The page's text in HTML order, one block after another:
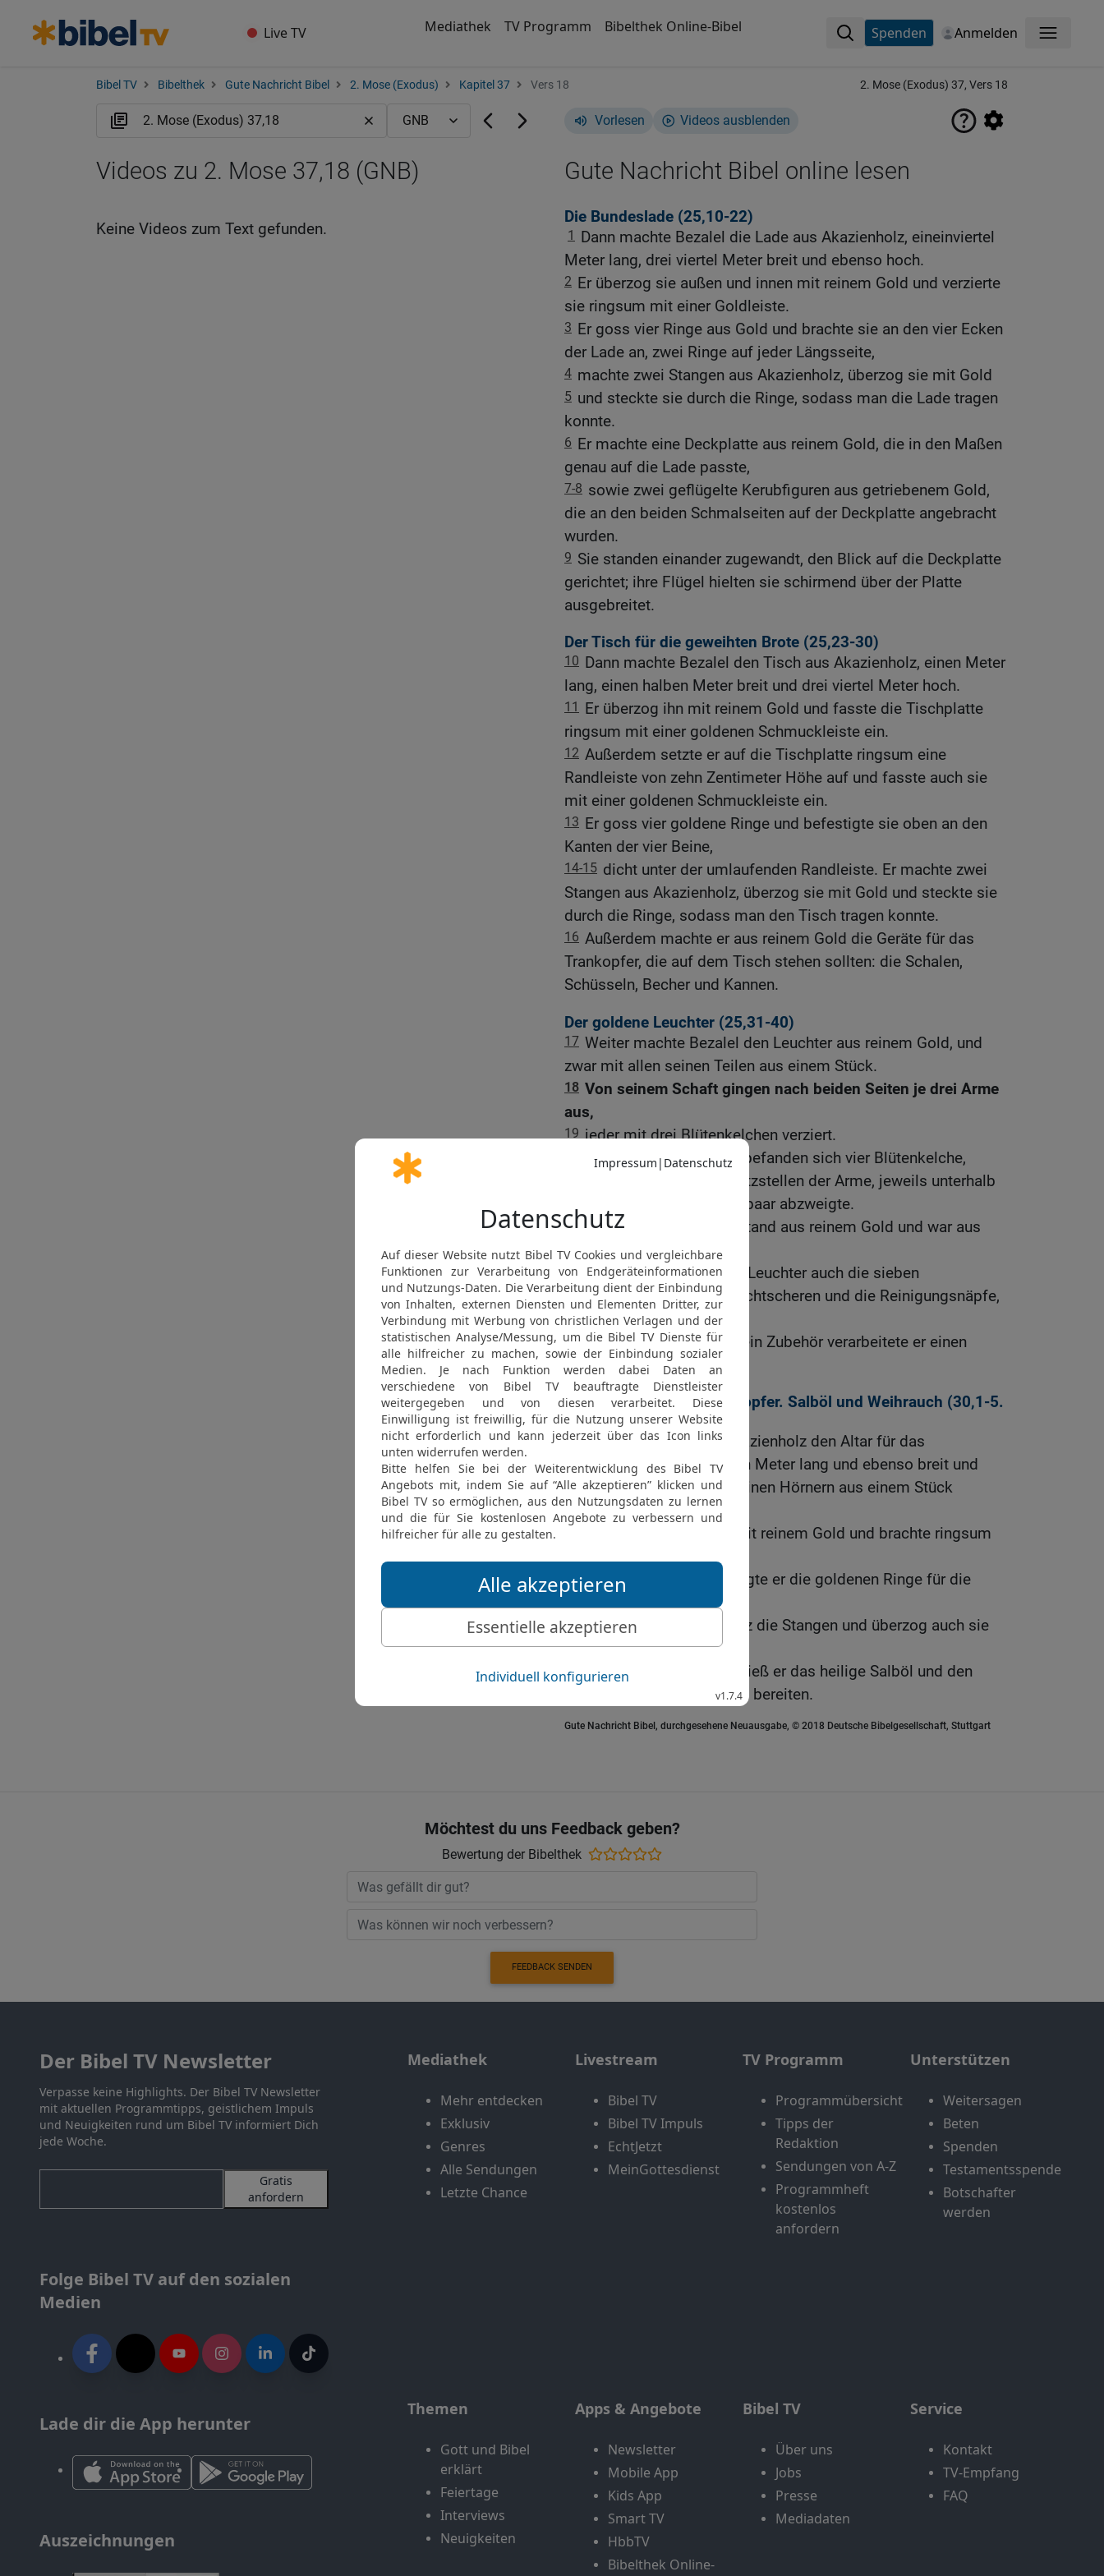
Live TV Mediathek TV Programm Bibelthek Online-Bibel Spenden Anmelden Menü
Bibel TV Bibelthek Gute Nachricht Bibel 2. Mose (Exodus) Kapitel 37 Vers 18 2. Mose (Exodus) 37, Vers 18
Vorlesen Videos ausblenden
Gute Nachricht Bibel online lesen
Die Bundeslade (25,10-22)
1
Dann machte Bezalel die Lade aus Akazienholz, eineinviertel
Meter lang, drei viertel Meter breit und ebenso hoch.
2 Er überzog sie außen und innen mit reinem Gold und verzierte
sie ringsum mit einer Goldleiste.
3 Er goss vier Ringe aus Gold und brachte sie an den vier Ecken
der Lade an, zwei Ringe auf jeder Längsseite,
4 machte zwei Stangen aus Akazienholz, überzog sie mit Gold
5 und steckte sie durch die Ringe, sodass man die Lade tragen
konnte.
6 Er machte eine Deckplatte aus reinem Gold, die in den Maßen
genau auf die Lade passte,
7-8 sowie zwei geflügelte Kerubfiguren aus getriebenem Gold,
die an den beiden Schmalseiten auf der Deckplatte angebracht
wurden.
9 Sie standen einander zugewandt, den Blick auf die Deckplatte
gerichtet; ihre Flügel hielten sie schirmend über der Platte
ausgebreitet.
Der Tisch für die geweihten Brote (25,23-30)
10 Dann machte Bezalel den Tisch aus Akazienholz, einen Meter
lang, einen halben Meter breit und drei viertel Meter hoch.
11
Er überzog ihn mit reinem Gold und fasste die Tischplatte
ringsum mit einer goldenen Schmuckleiste ein.
12 Außerdem setzte er auf die Tischplatte ringsum eine
Randleiste von zehn Zentimeter Höhe auf und fasste auch sie
mit einer goldenen Schmuckleiste ein.
13 Er goss vier goldene Ringe und befestigte sie oben an den
Kanten der vier Beine,
14-15 dicht unter der umlaufenden Randleiste. Er machte zwei
Stangen aus Akazienholz, überzog sie mit Gold und steckte sie
durch die Ringe, sodass man den Tisch tragen konnte.
16 Außerdem machte er aus reinem Gold die Geräte für das
Trankopfer, die auf dem Tisch stehen sollten: die Schalen,
Schüsseln, Becher und Kannen.
Der goldene Leuchter (25,31-40)
17 Weiter machte Bezalel den Leuchter aus reinem Gold, und
zwar mit allen seinen Teilen aus einem Stück.
18 Von seinem Schaft gingen nach beiden Seiten je drei Arme
aus,
19 jeder mit drei Blütenkelchen verziert.
Auf dem Schaft selber befanden sich vier Blütenkelche,
drei davon an den Ansatzstellen der Arme, jeweils unterhalb
der Stelle, von der ein Armpaar abzweigte.
22 Der ganze Leuchter bestand aus reinem Gold und war aus
einem Stück gearbeitet.
23
Bezalel machte für den Leuchter auch die sieben
Lichtschalen sowie die Dochtscheren und die Reinigungsnäpfe,
alles aus reinem Gold.
24 Für den Leuchter und sein Zubehör verarbeitete er einen
Zentner reines Gold.
Der Altar für das Räucheropfer. Salböl und Weihrauch (30,1-5.
22-38)
25 Bezalel machte aus Akazienholz den Altar für das
Räucheropfer, einen halben Meter lang und ebenso breit und
einen Meter hoch, samt seinen Hörnern aus einem Stück
gefertigt.
Er überzog ihn außen mit reinem Gold und brachte ringsum
27
Unter der Leiste befestigte er die goldenen Ringe für die
28 machte aus Akazienholz die Stangen und überzog auch sie
mit Gold.
29
Durch kundige Männer ließ er das heilige Salböl und den
wohlriechenden Weihrauch bereiten.
Gute Nachricht Bibel, durchgesehene Neuausgabe, © 2018 Deutsche Bibelgesellschaft, Stuttgart
Videos zu 2. Mose 37,18 (GNB)
Keine Videos zum Text gefunden.
Möchtest du uns Feedback geben?
Bewertung der Bibelthek
FEEDBACK SENDEN
Der Bibel TV Newsletter
Verpasse keine Highlights. Der Bibel TV Newsletter
mit aktuellen Programmtipps, geistlichem Impuls
und Neuigkeiten rund um Bibel TV informiert Dich
jede Woche.
Gratis
anfordern
Folge Bibel TV auf den sozialen
Medien
Lade dir die App herunter
Auszeichnungen
Mediathek
Mehr entdecken
Exklusiv
Genres
Alle Sendungen
Letzte Chance
Livestream
Bibel TV
Bibel TV Impuls
EchtJetzt
MeinGottesdienst
TV Programm
Programmübersicht
Tipps der
Redaktion
Sendungen von A-Z
Programmheft
kostenlos
anfordern
Unterstützen
Weitersagen
Beten
Spenden
Testamentsspende
Botschafter
werden
Themen
Gott und Bibel
erklärt
Feiertage
Interviews
Neuigkeiten
Apps & Angebote
Newsletter
Mobile App
Kids App
Smart TV
HbbTV
Bibelthek Online-
Bibel TV
Über uns
Jobs
Presse
Mediadaten
Service
Kontakt
TV-Empfang
FAQ